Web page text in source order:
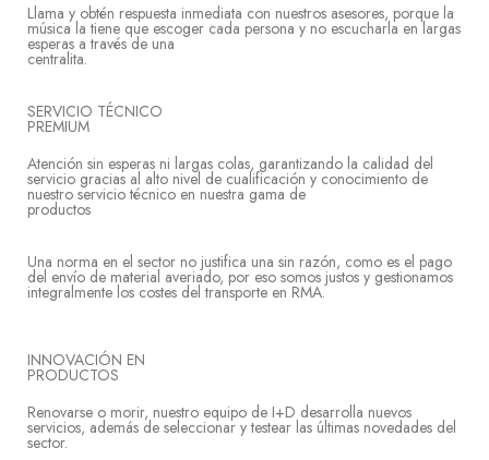
Llama y obtén respuesta inmediata con nuestros asesores, porque la
música la tiene que escoger cada persona y no escucharla en largas
esperas a través de una
SERVICIO TÉCNICO
Atención sin esperas ni largas colas, garantizando la calidad del
servicio gracias al alto nivel de cualificación y conocimiento de
nuestro servicio técnico en nuestra gama de
Una norma en el sector no justifica una sin razón, como es el pago
del envío de material averiado, por eso somos justos y gestionamos
integralmente los costes del transporte en RMA.
INNOVACIÓN EN
Renovarse o morir, nuestro equipo de I+D desarrolla nuevos
servicios, además de seleccionar y testear las últimas novedades del